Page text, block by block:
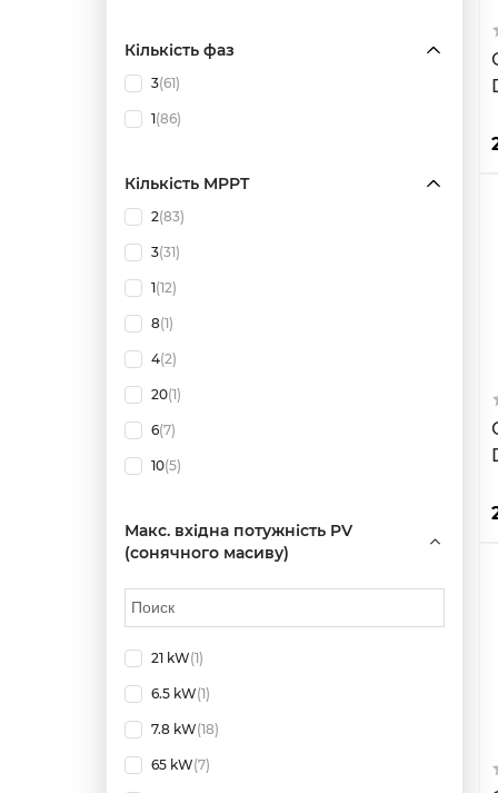
Кількість фаз
3(61)
1(86)
Кількість MPPT
2(83)
3(31)
1(12)
8(1)
4(2)
20(1)
6(7)
10(5)
Макс. вхідна потужність PV
(сонячного масиву)
21 kW(1)
6.5 kW(1)
7.8 kW(18)
65 kW(7)